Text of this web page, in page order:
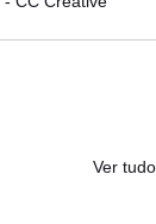
Ver tudo